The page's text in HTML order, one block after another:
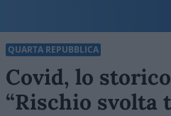
QUARTA REPUBBLICA
Covid, lo
“Rischio svolta